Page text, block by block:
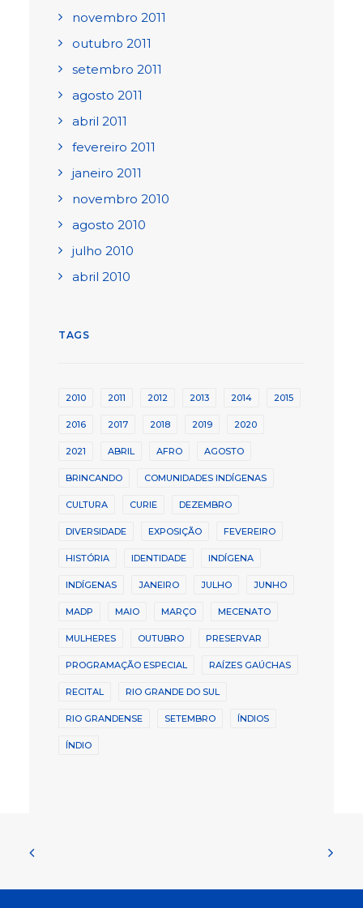
novembro 2011
outubro 2011
setembro 2011
agosto 2011
abril 2011
fevereiro 2011
janeiro 2011
novembro 2010
agosto 2010
julho 2010
abril 2010
TAGS
2010 2011 2012 2013 2014 2015
2016 2017 2018 2019 2020
2021 ABRIL AFRO AGOSTO
BRINCANDO COMUNIDADES INDÍGENAS
CULTURA CURIE DEZEMBRO
DIVERSIDADE EXPOSIÇÃO FEVEREIRO
HISTÓRIA IDENTIDADE INDÍGENA
INDÍGENAS JANEIRO JULHO JUNHO
MADP MAIO MARÇO MECENATO
MULHERES OUTUBRO PRESERVAR
PROGRAMAÇÃO ESPECIAL RAÍZES GAÚCHAS
RECITAL RIO GRANDE DO SUL
RIO GRANDENSE SETEMBRO ÍNDIOS
ÍNDIO